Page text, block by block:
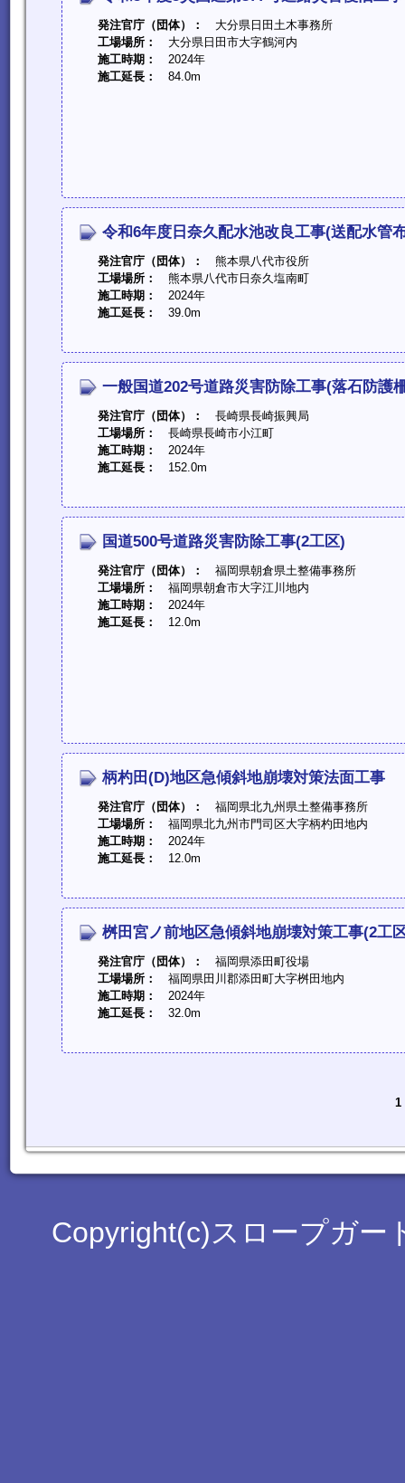
発注官庁（団体）：
大分県日田土木事務所
工場場所：
大分県日田市大字鶴河内
施工時期：
2024年
施工延長：
84.0m
令和6年度日奈久配水池改良工事(送配水管
発注官庁（団体）：
熊本県八代市役所
工場場所：
熊本県八代市日奈久塩南町
施工時期：
2024年
施工延長：
39.0m
一般国道202号道路災害防除工事(落石防護
発注官庁（団体）：
長崎県長崎振興局
工場場所：
長崎県長崎市小江町
施工時期：
2024年
施工延長：
152.0m
国道500号道路災害防除工事(2工区)
発注官庁（団体）：
福岡県朝倉県土整備事務所
工場場所：
福岡県朝倉市大字江川地内
施工時期：
2024年
施工延長：
12.0m
柄杓田(D)地区急傾斜地崩壊対策法面工事
発注官庁（団体）：
福岡県北九州県土整備事務所
工場場所：
福岡県北九州市門司区大字柄杓田地内
施工時期：
2024年
施工延長：
12.0m
桝田宮ノ前地区急傾斜地崩壊対策工事(2工
発注官庁（団体）：
福岡県添田町役場
工場場所：
福岡県田川郡添田町大字桝田地内
施工時期：
2024年
施工延長：
32.0m
1
Copyright(c)スロープガー